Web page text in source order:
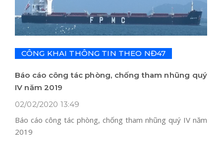
CÔNG KHAI THÔNG TIN THEO NĐ47
Báo cáo công tác phòng, chống tham nhũng quý
IV năm 2019
02/02/2020 13:49
Báo cáo công tác phòng, chống tham nhũng quý IV năm
2019